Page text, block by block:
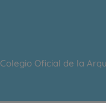
Colegio Oficial de la